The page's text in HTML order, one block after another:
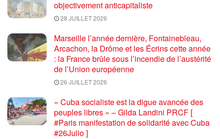
objectivement anticapitaliste
28 JUILLET 2026
Marseille l’année dernière, Fontainebleau,
Arcachon, la Drôme et les Écrins cette année
: la France brûle sous l’incendie de l’austérité
de l’Union européenne
26 JUILLET 2026
« Cuba socialiste est la digue avancée des
peuples libres » – Gilda Landini PRCF [
#Paris manifestation de solidarité avec Cuba
#26Julio ]